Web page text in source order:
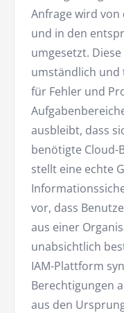
Anfrage wird
und in den
umgesetzt.
umständlich und
für Fehler und
ausbleibt, dass
benötigte Cloud-
stellt eine echte
vor, dass
aus einer
unabsichtlich
IAM-Plattform
Berechtigungen
aus den